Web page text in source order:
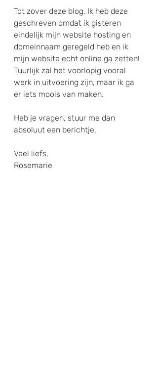
Tot zover deze blog. Ik heb deze
geschreven omdat ik gisteren
eindelijk mijn website hosting en
domeinnaam geregeld heb en ik
mijn website echt online ga zetten!
Tuurlijk zal het voorlopig vooral
werk in uitvoering zijn, maar ik ga
er iets moois van maken.
Heb je vragen, stuur me dan
absoluut een berichtje.
Veel liefs,
Rosemarie